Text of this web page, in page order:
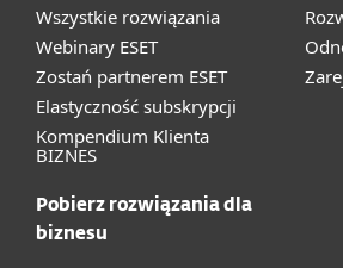
Wszystkie rozwiązania
Webinary ESET
Zostań partnerem ESET
Elastyczność subskrypcji
Kompendium Klienta
BIZNES
Pobierz rozwiązania dla
biznesu